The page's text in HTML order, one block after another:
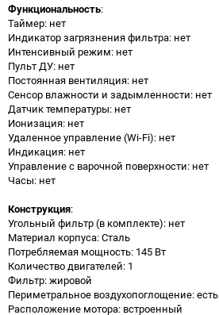
Функциональность:
Таймер: нет
Индикатор загрязнения фильтра: нет
Интенсивный режим: нет
Пульт ДУ: нет
Постоянная вентиляция: нет
Сенсор влажности и задымленности: нет
Датчик температуры: нет
Ионизация: нет
Удаленное управление (Wi-Fi): нет
Индикация: нет
Управление с варочной поверхности: нет
Часы: нет
Конструкция:
Угольный фильтр (в комплекте): нет
Материал корпуса: Сталь
Потребляемая мощность: 145 Вт
Количество двигателей: 1
Фильтр: жировой
Периметральное воздухопоглощение: есть
Расположение мотора: встроенный